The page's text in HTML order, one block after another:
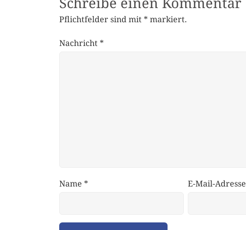
Pflichtfelder sind mit * markiert.
Nachricht *
Name * E-Mail-Adresse